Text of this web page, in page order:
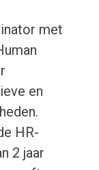
met
en
HR-
2 jaar